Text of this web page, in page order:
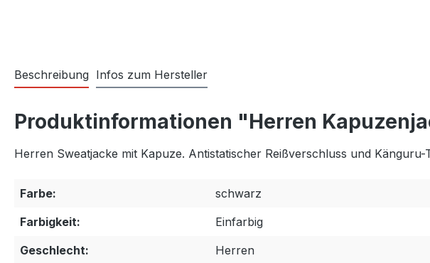
Beschreibung Infos zum Hersteller
Produktinformationen "Herren
Herren Sweatjacke mit Kapuze. Antistatischer Reißverschluss und
Farbe:
schwarz
Farbigkeit:
Einfarbig
Geschlecht:
Herren